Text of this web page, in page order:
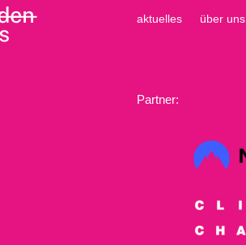
aktuelles über uns
Partner: